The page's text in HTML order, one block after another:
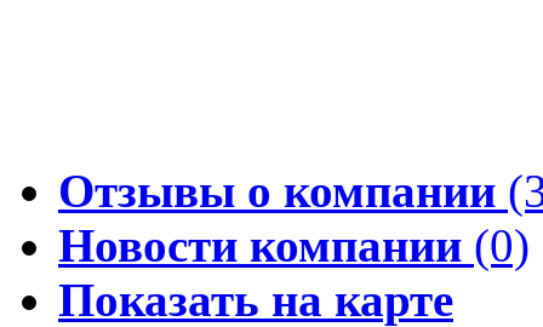
Отзывы о компании
Новости компании (0)
Показать на карте